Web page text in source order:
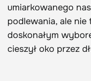
umiarkowanego
podlewania, ale
doskonałym
cieszył oko przez